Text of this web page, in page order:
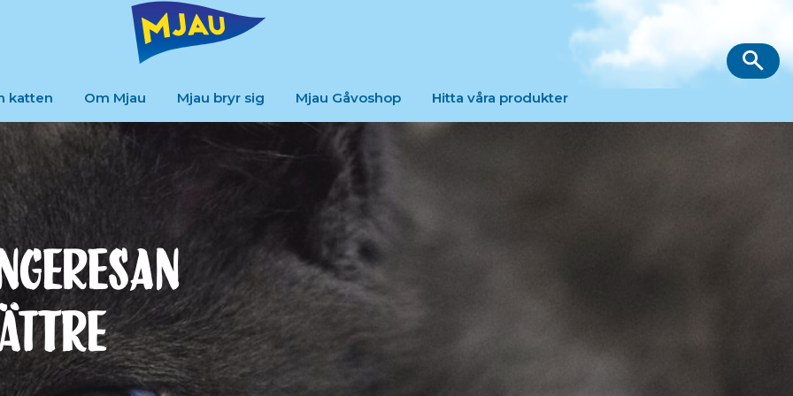
katten Om Mjau Mjau bryr sig Mjau Gåvoshop Hitta våra produkter